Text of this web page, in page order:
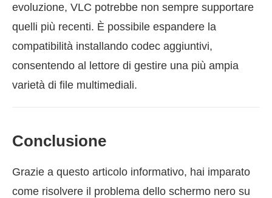
evoluzione, VLC potrebbe non sempre supportare
quelli più recenti. È possibile espandere la
compatibilità installando codec aggiuntivi,
consentendo al lettore di gestire una più ampia
varietà di file multimediali.
Conclusione
Grazie a questo articolo informativo, hai imparato
come risolvere il problema dello schermo nero su